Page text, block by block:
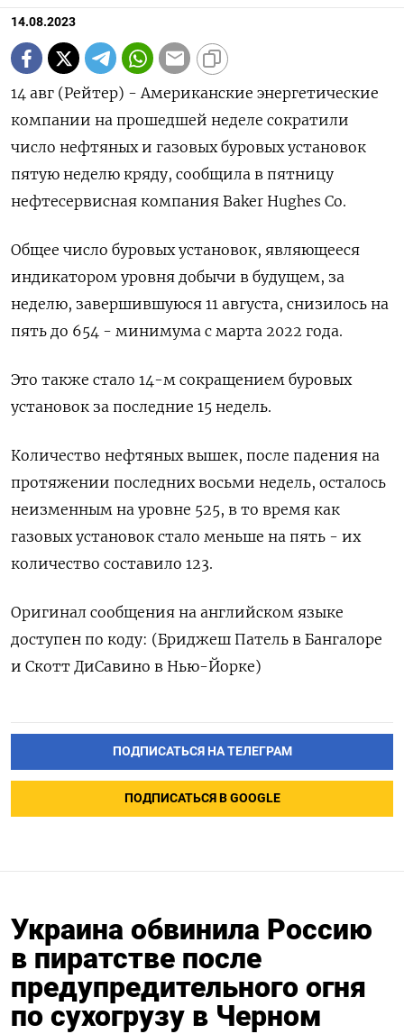
14.08.2023
14 авг (Рейтер) - Американские энергетические
компании на прошедшей неделе сократили
число нефтяных и газовых буровых установок
пятую неделю кряду, сообщила в пятницу
нефтесервисная компания Baker Hughes Co.
Общее число буровых установок, являющееся
индикатором уровня добычи в будущем, за
неделю, завершившуюся 11 августа, снизилось на
пять до 654 - минимума с марта 2022 года.
Это также стало 14-м сокращением буровых
установок за последние 15 недель.
Количество нефтяных вышек, после падения на
протяжении последних восьми недель, осталось
неизменным на уровне 525, в то время как
газовых установок стало меньше на пять - их
количество составило 123.
Оригинал сообщения на английском языке
доступен по коду: (Бриджеш Патель в Бангалоре
и Скотт ДиСавино в Нью-Йорке)
ПОДПИСАТЬСЯ НА ТЕЛЕГРАМ
ПОДПИСАТЬСЯ В GOOGLE
Украина обвинила Россию
в пиратстве после
предупредительного огня
по сухогрузу в Черном